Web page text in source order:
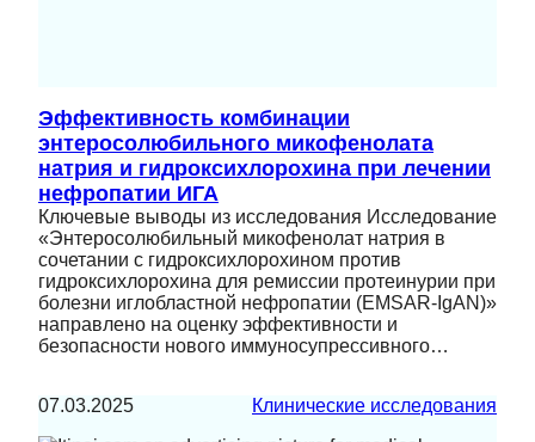
Эффективность комбинации
энтеросолюбильного микофенолата
натрия и гидроксихлорохина при лечении
нефропатии ИГА
Ключевые выводы из исследования Исследование
«Энтеросолюбильный микофенолат натрия в
сочетании с гидроксихлорохином против
гидроксихлорохина для ремиссии протеинурии при
болезни иглобластной нефропатии (EMSAR-IgAN)»
направлено на оценку эффективности и
безопасности нового иммуносупрессивного…
07.03.2025 Клинические исследования